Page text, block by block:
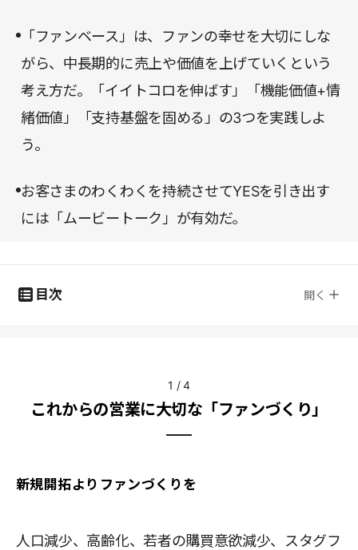
「ファンベース」は、ファンの幸せを大切にしな
がら、中長期的に売上や価値を上げていくという
考え方だ。「イイトコロを伸ばす」「機能価値+情
緒価値」「支持基盤を固める」の3つを実践しよ
う。
お客さまのわくわくを持続させてYESを引き出す
には「ムービートーク」が有効だ。
目次 開く
1 /4
これからの営業に大切な「ファンづくり」
新規開拓よりファンづくりを
人口減少、高齢化、若者の購買意欲減少、スタグフ